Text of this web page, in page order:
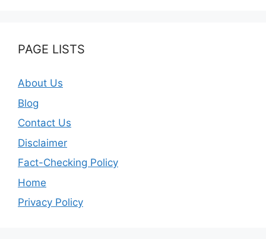
PAGE LISTS
About Us
Blog
Contact Us
Disclaimer
Fact-Checking Policy
Home
Privacy Policy